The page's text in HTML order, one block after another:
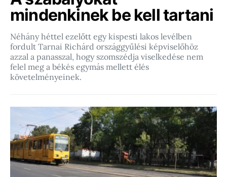
mindenkinek be kell tartani
Néhány héttel ezelőtt egy kispesti lakos levélben
fordult Tarnai Richárd országgyűlési képviselőhöz
azzal a panasszal, hogy szomszédja viselkedése nem
felel meg a békés egymás mellett élés
követelményeinek.